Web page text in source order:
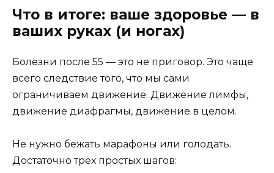
Что в итоге: ваше здоровье — в
ваших руках (и ногах)
Болезни после 55 — это не приговор. Это чаще
всего следствие того, что мы сами
ограничиваем движение. Движение лимфы,
движение диафрагмы, движение в целом.
Не нужно бежать марафоны или голодать.
Достаточно трёх простых шагов: